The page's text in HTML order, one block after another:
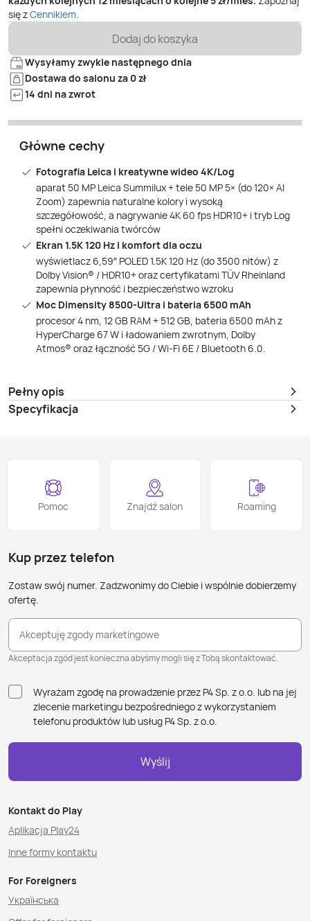
się zCennikiem.
Dodaj do koszyka
Wysyłamy zwykle następnego dnia
Dostawa do salonu za 0 zł
14 dni na zwrot
Główne cechy
Fotografia Leica i kreatywne wideo 4K/Log
aparat 50 MP Leica Summilux + tele 50 MP 5× (do 120× AI
Zoom) zapewnia naturalne kolory i wysoką
szczegółowość, a nagrywanie 4K 60 fps HDR10+ i tryb Log
spełni oczekiwania twórców
Ekran 1.5K 120 Hz i komfort dla oczu
wyświetlacz 6,59″ POLED 1.5K 120 Hz (do 3500 nitów) z
Dolby Vision® / HDR10+ oraz certyfikatami TÜV Rheinland
zapewnia płynność i bezpieczeństwo wzroku
Moc Dimensity 8500‑Ultra i bateria 6500 mAh
procesor 4 nm, 12 GB RAM + 512 GB, bateria 6500 mAh z
HyperCharge 67 W i ładowaniem zwrotnym, Dolby
Atmos® oraz łączność 5G / Wi‑Fi 6E / Bluetooth 6.0.
Pełny opis
Specyfikacja
Pomoc Znajdź salon Roaming
Kup przez telefon
Zostaw swój numer. Zadzwonimy do Ciebie i wspólnie dobierzemy
ofertę.
Akceptuję zgody marketingowe
Akceptacja zgód jest konieczna abyśmy mogli się z Tobą skontaktować.
Wyrażam zgodę na prowadzenie przez P4 Sp. z o.o. lub na jej
zlecenie marketingu bezpośredniego z wykorzystaniem
telefonu produktów lub usług P4 Sp. z o.o.
Wyślij
Kontakt do Play
Aplikacja Play24
Inne formy kontaktu
For Foreigners
Українська